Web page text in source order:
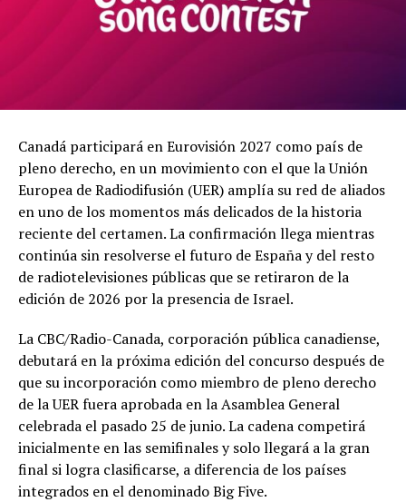
Canadá participará en Eurovisión 2027 como país de
pleno derecho, en un movimiento con el que la Unión
Europea de Radiodifusión (UER) amplía su red de aliados
en uno de los momentos más delicados de la historia
reciente del certamen. La confirmación llega mientras
continúa sin resolverse el futuro de España y del resto
de radiotelevisiones públicas que se retiraron de la
edición de 2026 por la presencia de Israel.
La CBC/Radio-Canada, corporación pública canadiense,
debutará en la próxima edición del concurso después de
que su incorporación como miembro de pleno derecho
de la UER fuera aprobada en la Asamblea General
celebrada el pasado 25 de junio. La cadena competirá
inicialmente en las semifinales y solo llegará a la gran
final si logra clasificarse, a diferencia de los países
integrados en el denominado Big Five.